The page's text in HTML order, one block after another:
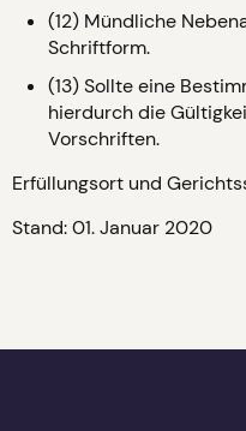
(12) Mündliche
Schriftform.
(13) Sollte eine
hierdurch die
Vorschriften.
Erfüllungsort und
Stand: 01. Januar 2020